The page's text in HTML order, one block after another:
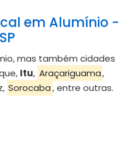
em Alumínio -
SP
mas também cidades
Itu, Araçariguama,
Sorocaba, entre outras.